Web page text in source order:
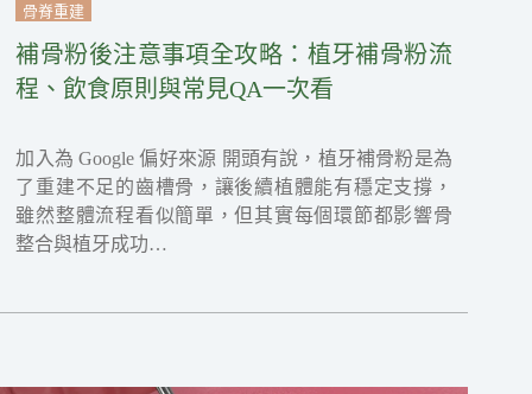
骨脊重建
補骨粉後注意事項全攻略：植牙補骨粉流
程、飲食原則與常見QA一次看
加入為 Google 偏好來源 開頭有說，植牙補骨粉是為
了重建不足的齒槽骨，讓後續植體能有穩定支撐，
雖然整體流程看似簡單，但其實每個環節都影響骨
整合與植牙成功…